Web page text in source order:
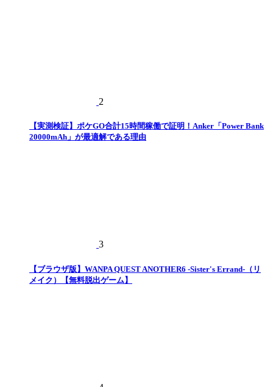
2
【実測検証】ポケGO合計15時間稼働で証明！Anker「Power Bank
20000mAh」が最適解である理由
3
【ブラウザ版】WANPA QUEST ANOTHER6 -Sister's Errand-（リ
メイク）【無料脱出ゲーム】